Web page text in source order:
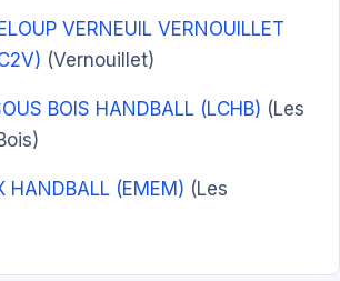
VERNEUIL VERNOUILLET
(Vernouillet)
BOIS HANDBALL (LCHB) (Les
HANDBALL (EMEM) (Les